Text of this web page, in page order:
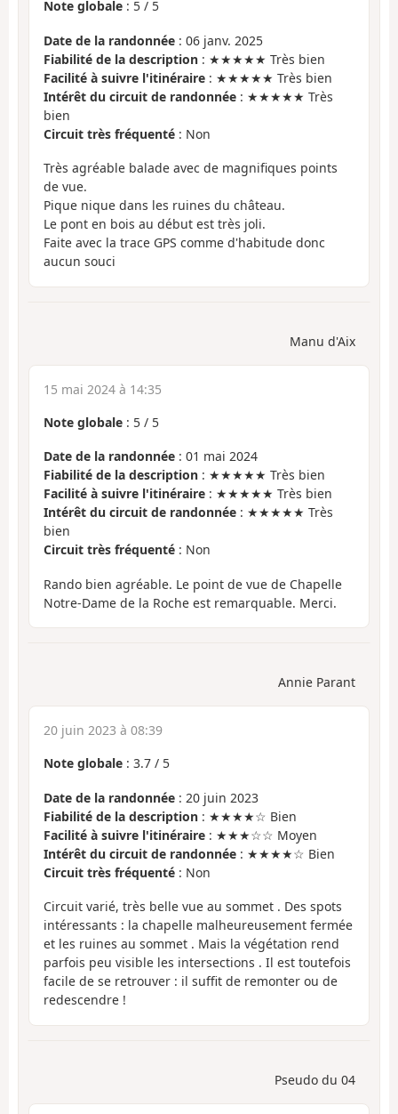
Note globale : 5 / 5
Date de la randonnée : 06 janv. 2025
Fiabilité de la description : ★★★★★ Très bien
Facilité à suivre l'itinéraire : ★★★★★ Très bien
Intérêt du circuit de randonnée : ★★★★★ Très
bien
Circuit très fréquenté : Non
Très agréable balade avec de magnifiques points
de vue.
Pique nique dans les ruines du château.
Le pont en bois au début est très joli.
Faite avec la trace GPS comme d'habitude donc
aucun souci
Manu d'Aix
15 mai 2024 à 14:35
Note globale : 5 / 5
Date de la randonnée : 01 mai 2024
Fiabilité de la description : ★★★★★ Très bien
Facilité à suivre l'itinéraire : ★★★★★ Très bien
Intérêt du circuit de randonnée : ★★★★★ Très
bien
Circuit très fréquenté : Non
Rando bien agréable. Le point de vue de Chapelle
Notre-Dame de la Roche est remarquable. Merci.
Annie Parant
20 juin 2023 à 08:39
Note globale : 3.7 / 5
Date de la randonnée : 20 juin 2023
Fiabilité de la description : ★★★★☆ Bien
Facilité à suivre l'itinéraire : ★★★☆☆ Moyen
Intérêt du circuit de randonnée : ★★★★☆ Bien
Circuit très fréquenté : Non
Circuit varié, très belle vue au sommet . Des spots
intéressants : la chapelle malheureusement fermée
et les ruines au sommet . Mais la végétation rend
parfois peu visible les intersections . Il est toutefois
facile de se retrouver : il suffit de remonter ou de
redescendre !
Pseudo du 04